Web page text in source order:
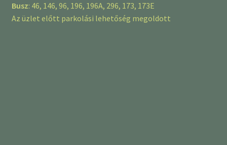
Busz: 46, 146, 96, 196, 196A, 296, 173, 173E
Az üzlet előtt parkolási lehetőség megoldott